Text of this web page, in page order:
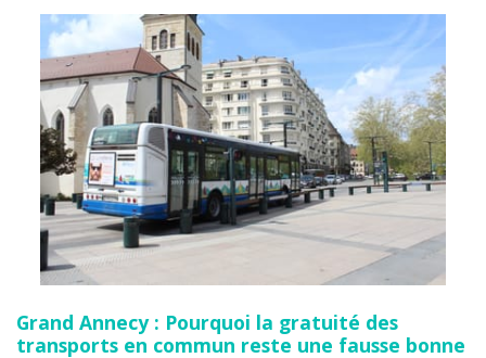
Grand Annecy : Pourquoi la gratuité des
transports en commun reste une fausse bonne